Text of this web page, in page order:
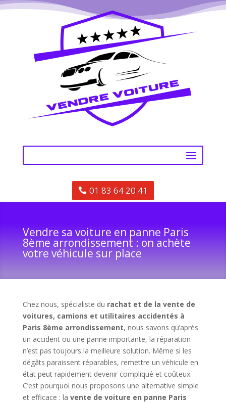
01 83 64 20 41
Vendre sa voiture en panne Paris
8ème arrondissement : on achète
votre véhicule sur place
Chez nous, spécialiste du rachat et de la vente de
voitures, camions et utilitaires accidentés à
Paris 8ème arrondissement, nous savons qu’après
un accident ou une panne importante, la réparation
n’est pas toujours la meilleure solution. Même si les
dégâts paraissent réparables, remettre un véhicule en
état peut rapidement devenir compliqué et coûteux.
C’est pourquoi nous proposons une alternative simple
et efficace : la vente de voiture en panne Paris